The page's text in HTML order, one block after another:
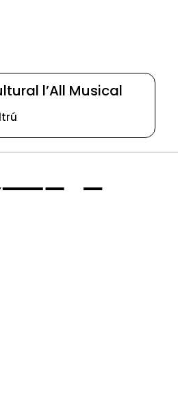
l’All Musical